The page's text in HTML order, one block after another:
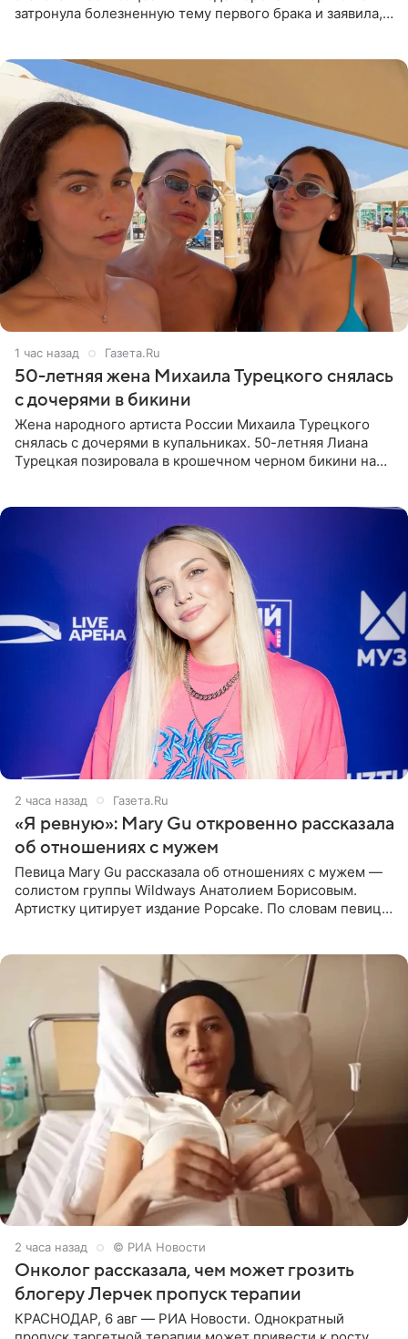
затронула болезненную тему первого брака и заявила,
1 час назад Газета.Ru
50-летняя жена Михаила Турецкого снялась
с дочерями в бикини
Жена народного артиста России Михаила Турецкого
снялась с дочерями в купальниках. 50-летняя Лиана
Турецкая позировала в крошечном черном бикини на
2 часа назад Газета.Ru
«Я ревную»: Mary Gu откровенно рассказала
об отношениях с мужем
Певица Mary Gu рассказала об отношениях с мужем —
солистом группы Wildways Анатолием Борисовым.
Артистку цитирует издание Popcake. По словам певицы,
2 часа назад © РИА Новости
Онколог рассказала, чем может грозить
блогеру Лерчек пропуск терапии
КРАСНОДАР, 6 авг — РИА Новости. Однократный